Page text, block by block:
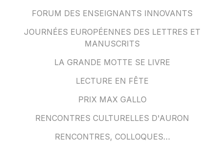
FORUM DES ENSEIGNANTS INNOVANTS
JOURNÉES EUROPÉENNES DES LETTRES ET
MANUSCRITS
LA GRANDE MOTTE SE LIVRE
LECTURE EN FÊTE
PRIX MAX GALLO
RENCONTRES CULTURELLES D'AURON
RENCONTRES, COLLOQUES…